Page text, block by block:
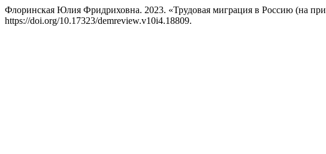
Флоринская Юлия Фридриховна. 2023. «Трудовая миграция в Россию (на
https://doi.org/10.17323/demreview.v10i4.18809.